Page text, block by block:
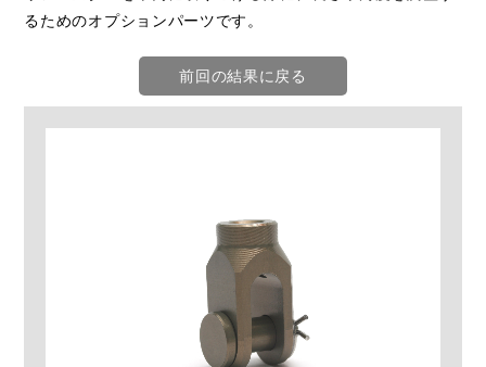
るためのオプションパーツです。
前回の結果に戻る